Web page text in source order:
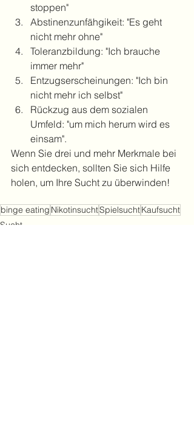
stoppen"
Abstinenzunfähgikeit: "Es geht
nicht mehr ohne"
Toleranzbildung: "Ich brauche
immer mehr"
Entzugserscheinungen: "Ich bin
nicht mehr ich selbst"
Rückzug aus dem sozialen
Umfeld: "um mich herum wird es
einsam".
Wenn Sie drei und mehr Merkmale bei
sich entdecken, sollten Sie sich Hilfe
holen, um Ihre Sucht zu überwinden!
binge eating NikotinsuchtSpielsuchtKaufsucht
Sucht